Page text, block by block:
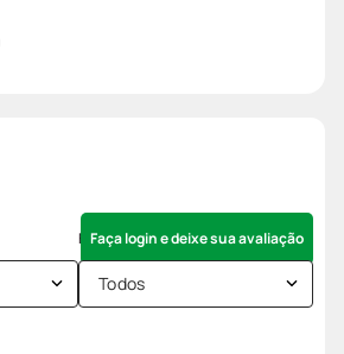
Faça login e deixe sua avaliação
Todos